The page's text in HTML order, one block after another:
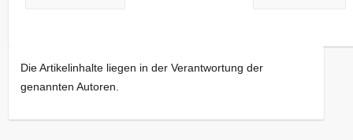
Die Artikelinhalte liegen in der Verantwortung der
genannten Autoren.